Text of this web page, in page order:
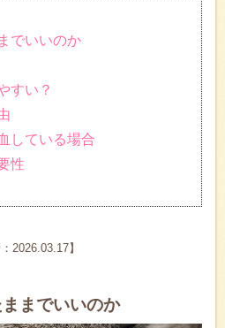
でいいのか
すい？
している場合
性
】
までいいのか